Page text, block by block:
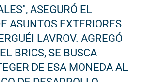
ASEGURÓ EL
ASUNTOS EXTERIORES
LAVROV. AGREGÓ
BRICS, SE BUSCA
DE ESA MONEDA AL